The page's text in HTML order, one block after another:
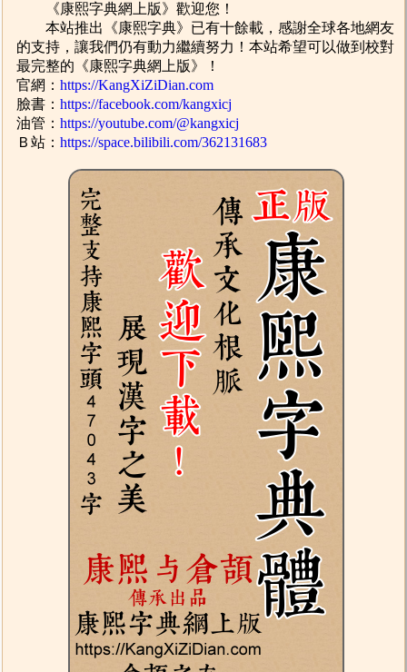
《康熙字典網上版》歡迎您！
本站推出《康熙字典》已有十餘載，感謝全球各地網友
的支持，讓我們仍有動力繼續努力！本站希望可以做到校對
最完整的《康熙字典網上版》！
官網：https://KangXiZiDian.com
臉書：https://facebook.com/kangxicj
油管：https://youtube.com/@kangxicj
Ｂ站：https://space.bilibili.com/362131683